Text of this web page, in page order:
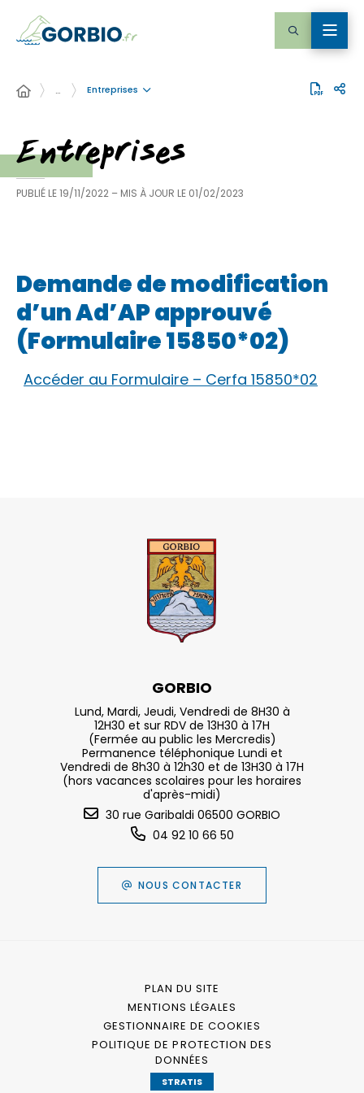
… Entreprises
Entreprises
PUBLIÉ LE19/11/2022 – MIS À JOUR LE 01/02/2023
Demande de modification
d’un Ad’AP approuvé
(Formulaire 15850*02)
Accéder au Formulaire – Cerfa 15850*02
GORBIO
Lund, Mardi, Jeudi, Vendredi de 8H30 à
12H30 et sur RDV de 13H30 à 17H
(Fermée au public les Mercredis)
Permanence téléphonique Lundi et
Vendredi de 8h30 à 12h30 et de 13H30 à 17H
(hors vacances scolaires pour les horaires
d'après-midi)
30 rue Garibaldi 06500 GORBIO
04 92 10 66 50
NOUS CONTACTER
PLAN DU SITE
MENTIONS LÉGALES
GESTIONNAIRE DE COOKIES
POLITIQUE DE PROTECTION DES
DONNÉES
STRATIS